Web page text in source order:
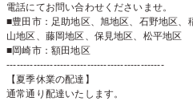
電話にてお問い合わせくださいませ。
■豊田市：足助地区、旭地区、石野地区、
山地区、藤岡地区、保見地区、松平地区
■岡崎市：額田地区
-----------------------------------------------
【夏季休業の配達】
通常通り配達いたします。